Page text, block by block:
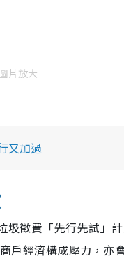
片放大
又加過
徵費「先行先試」
戶經濟構成壓力，亦